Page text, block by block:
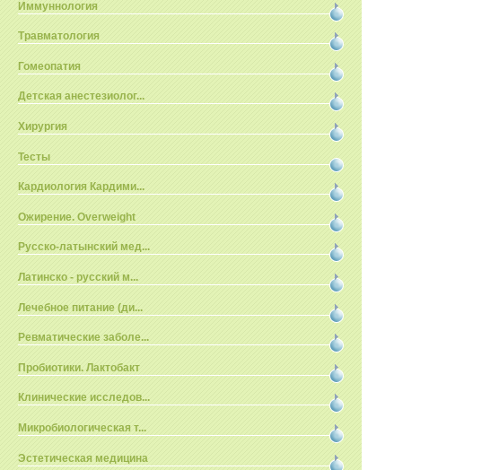
Иммуннология
Травматология
Гомеопатия
Детская анестезиолог...
Хирургия
Тесты
Кардиология Кардими...
Ожирение. Overweight
Русско-латынский мед...
Латинско - русский м...
Лечебное питание (ди...
Ревматические заболе...
Пробиотики. Лактобакт
Клинические исследов...
Микробиологическая т...
Эстетическая медицина